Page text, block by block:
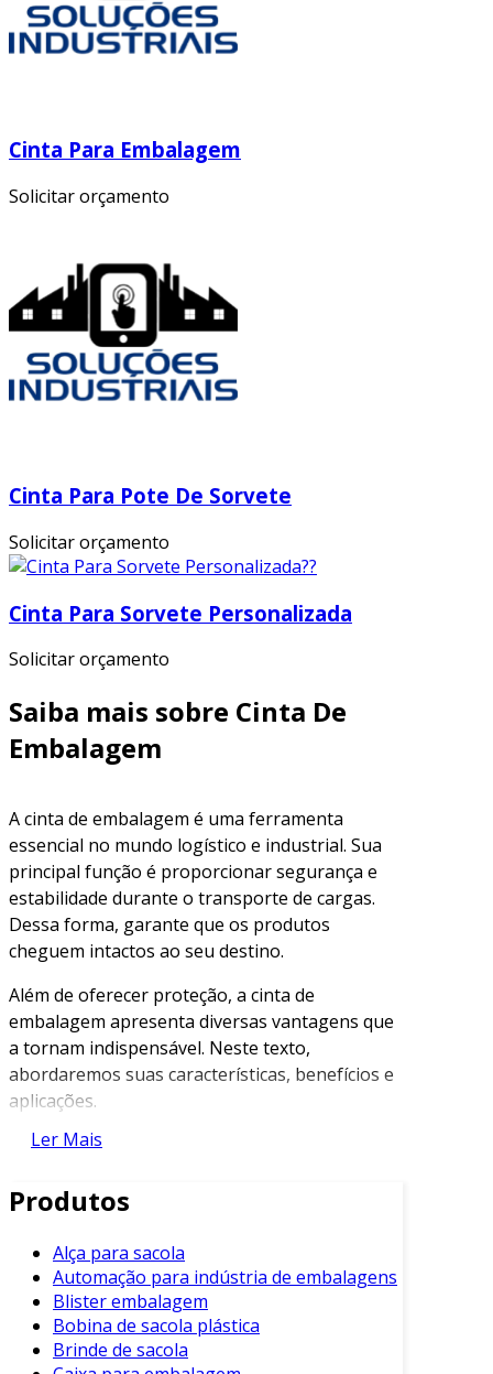
Cinta Para Embalagem
Solicitar orçamento
Cinta Para Pote De Sorvete
Solicitar orçamento
Cinta Para Sorvete Personalizada
Solicitar orçamento
Saiba mais sobre Cinta De
Embalagem
A cinta de embalagem é uma ferramenta
essencial no mundo logístico e industrial. Sua
principal função é proporcionar segurança e
estabilidade durante o transporte de cargas.
Dessa forma, garante que os produtos
cheguem intactos ao seu destino.
Além de oferecer proteção, a cinta de
embalagem apresenta diversas vantagens que
a tornam indispensável. Neste texto,
abordaremos suas características, benefícios e
aplicações.
Características da Cinta de
Existem diferentes tipos de cintas de
embalagem disponíveis no mercado. Cada uma
delas possui características específicas que
atendem a diversas necessidades. Entre as
características mais relevantes, destacam-se:
Materiais Variados: Podem ser feitas de
Ler Mais
Produtos
Alça para sacola
Automação para indústria de embalagens
Blister embalagem
Bobina de sacola plástica
Brinde de sacola